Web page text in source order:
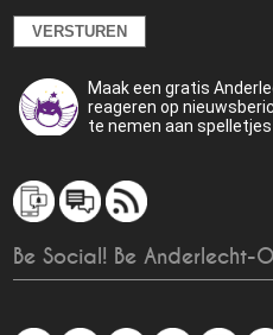
Maak een gratis
reageren op
te nemen aan
Be Social! Be Anderlecht-